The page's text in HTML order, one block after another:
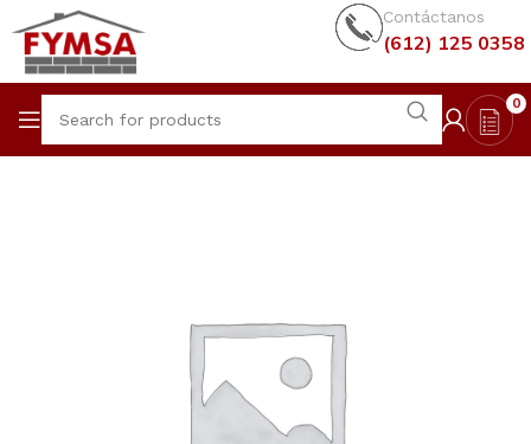
Contáctanos
(612) 125 0358
0